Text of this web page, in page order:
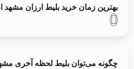
بهترین زمان خرید بلیط ارزان
چگونه می‌توان بلیط لحظه آخری